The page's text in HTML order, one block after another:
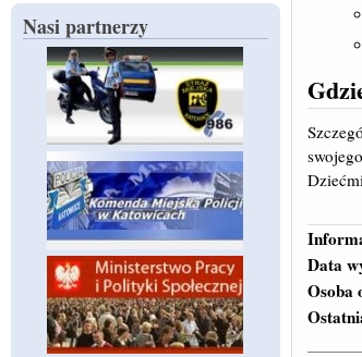
Nasi partnerzy
Data
Osoba